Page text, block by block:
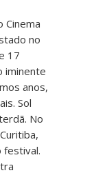
Cinema
no
17
iminente
anos,
Sol
No
festival.